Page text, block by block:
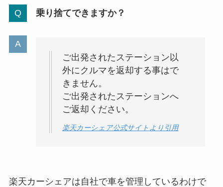
乗り捨てできますか？
ご出発されたステーション以
外にクルマを返却する事はで
きません。
ご出発されたステーションへ
ご返却ください。
楽天カーシェア公式サイトより引用
楽天カーシェアは自社で車を管理しているわけで